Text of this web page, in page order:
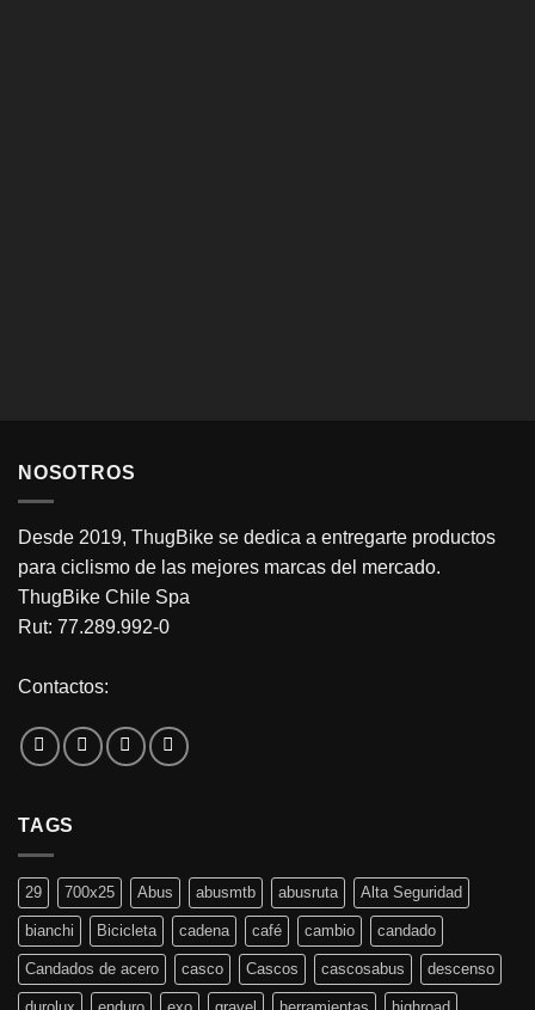
NOSOTROS
Desde 2019, ThugBike se dedica a entregarte productos
para ciclismo de las mejores marcas del mercado.
ThugBike Chile Spa
Rut: 77.289.992-0
Contactos:
TAGS
29 700x25 Abus abusmtb abusruta Alta Seguridad
bianchi Bicicleta cadena café cambio candado
Candados de acero casco Cascos cascosabus descenso